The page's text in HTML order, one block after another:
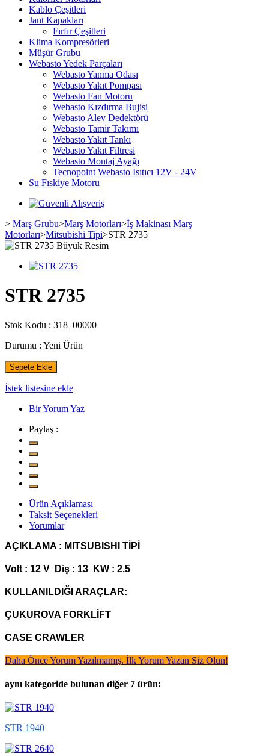
Kablo Çeşitleri
Jant Kapakları
Fırfır Çeşitleri
Klima Kompresörleri
Müşür Grubu
Webasto Yedek Parçaları
Webasto Yanma Odası
Webasto Yakıt Pompası
Webasto Fan Motoru
Webasto Kızdırma Bujisi
Webasto Alev Dedektörü
Webasto Tamir Takımı
Webasto Yakıt Tankı
Webasto Yakıt Filtresi
Webasto Montaj Ayağı
Tecnopoint Webasto Isıtıcı 12V - 24V
Su Fıskiye Motoru
> Marş Grubu>Marş Motorları>İş Makinası Marş
Motorları>Mitsubishi Tipi>STR 2735
Büyük Resim
STR 2735
Stok Kodu : 318_00000
Durumu : Yeni Ürün
Sepete Ekle
İstek listesine ekle
Bir Yorum Yaz
Paylaş :
Ürün Açıklaması
Taksit Seçenekleri
Yorumlar
AÇIKLAMA : MITSUBISHI TİPİ
Volt : 12 V Diş : 13 KW : 2.5
KULLANILDIĞI ARAÇLAR:
ÇUKUROVA FORKLİFT
CASE CRAWLER
Daha Önce Yorum Yazılmamış. İlk Yorum Yazan Siz Olun!
aynı kategoride bulunan diğer 7 ürün:
STR 1940